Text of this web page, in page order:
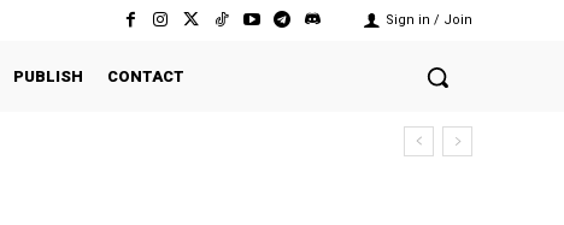
Sign in / Join
PUBLISH CONTACT